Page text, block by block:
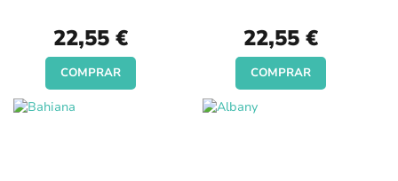
22,55 €
COMPRAR
22,55 €
COMPRAR